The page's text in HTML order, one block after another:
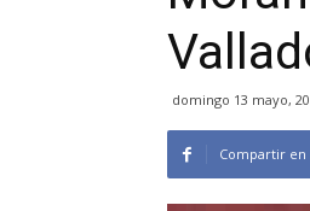
domingo 13 mayo,
Compartir en